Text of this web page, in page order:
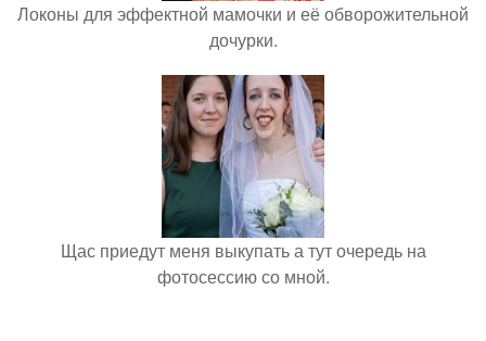
Локоны для эффектной мамочки и её обворожительной
дочурки.
Щас приедут меня выкупать а тут очередь на
фотосессию со мной.